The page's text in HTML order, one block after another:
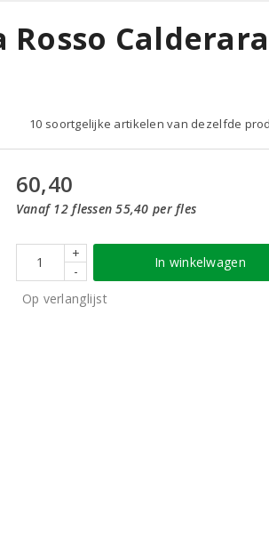
Calderara
10 soortgelijke artikelen van dezelfde
60,40
Vanaf 12 flessen 55,40 per fles
+
-
In winkelwagen
Op verlanglijst